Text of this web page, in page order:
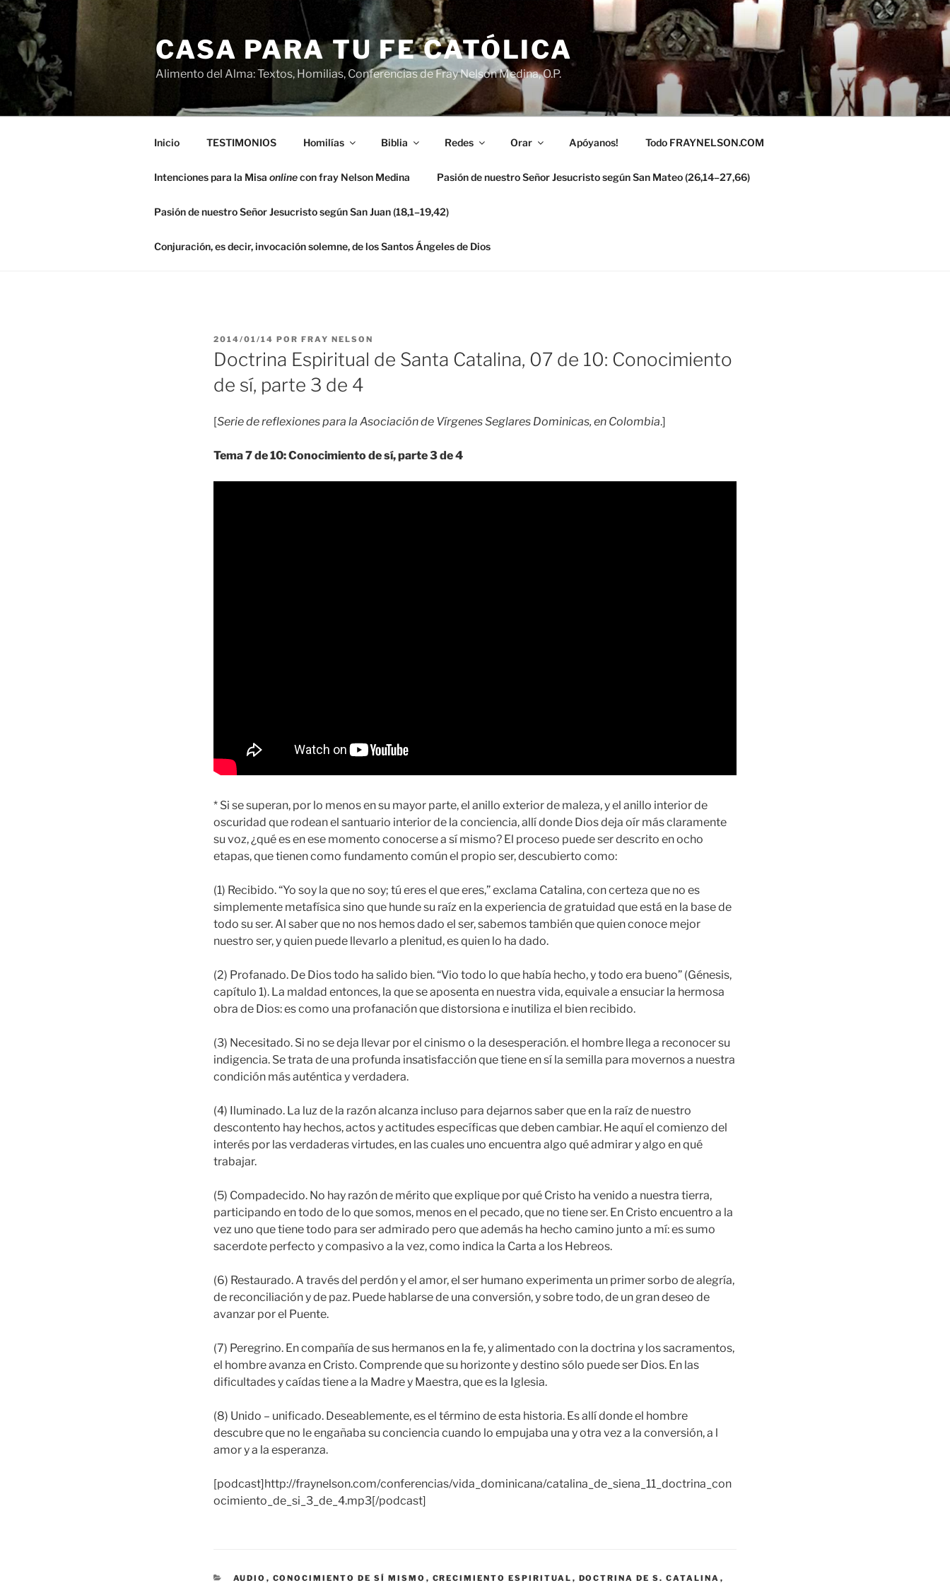
Saltar
contenido
CASA PARA TU FE CATÓLICA
Alimento del Alma: Textos, Homilias, Conferencias de Fray Nelson Medina, O.P.
Inicio TESTIMONIOS Homilías Biblia Redes Orar Apóyanos! Todo FRAYNELSON.COM
Intenciones para la Misa onlinecon fray Nelson Medina Pasión de nuestro Señor Jesucristo según San Mateo (26,14–27,66)
Pasión de nuestro Señor Jesucristo según San Juan (18,1–19,42)
Conjuración, es decir, invocación solemne, de los Santos Ángeles de Dios
PUBLICADO
EL
2014/01/14 POR FRAY NELSON
Doctrina Espiritual de Santa Catalina, 07 de 10: Conocimiento
de sí, parte 3 de 4
[Serie de reflexiones para la Asociación de Vírgenes Seglares Dominicas, en Colombia.]
Tema 7 de 10: Conocimiento de sí, parte 3 de 4
* Si se superan, por lo menos en su mayor parte, el anillo exterior de maleza, y el anillo interior de
oscuridad que rodean el santuario interior de la conciencia, allí donde Dios deja oír más claramente
su voz, ¿qué es en ese momento conocerse a sí mismo? El proceso puede ser descrito en ocho
etapas, que tienen como fundamento común el propio ser, descubierto como:
(1) Recibido. “Yo soy la que no soy; tú eres el que eres,” exclama Catalina, con certeza que no es
simplemente metafísica sino que hunde su raíz en la experiencia de gratuidad que está en la base de
todo su ser. Al saber que no nos hemos dado el ser, sabemos también que quien conoce mejor
nuestro ser, y quien puede llevarlo a plenitud, es quien lo ha dado.
(2) Profanado. De Dios todo ha salido bien. “Vio todo lo que había hecho, y todo era bueno” (Génesis,
capítulo 1). La maldad entonces, la que se aposenta en nuestra vida, equivale a ensuciar la hermosa
obra de Dios: es como una profanación que distorsiona e inutiliza el bien recibido.
(3) Necesitado. Si no se deja llevar por el cinismo o la desesperación. el hombre llega a reconocer su
indigencia. Se trata de una profunda insatisfacción que tiene en sí la semilla para movernos a nuestra
condición más auténtica y verdadera.
(4) Iluminado. La luz de la razón alcanza incluso para dejarnos saber que en la raíz de nuestro
descontento hay hechos, actos y actitudes específicas que deben cambiar. He aquí el comienzo del
interés por las verdaderas virtudes, en las cuales uno encuentra algo qué admirar y algo en qué
trabajar.
(5) Compadecido. No hay razón de mérito que explique por qué Cristo ha venido a nuestra tierra,
participando en todo de lo que somos, menos en el pecado, que no tiene ser. En Cristo encuentro a la
vez uno que tiene todo para ser admirado pero que además ha hecho camino junto a mí: es sumo
sacerdote perfecto y compasivo a la vez, como indica la Carta a los Hebreos.
(6) Restaurado. A través del perdón y el amor, el ser humano experimenta un primer sorbo de alegría,
de reconciliación y de paz. Puede hablarse de una conversión, y sobre todo, de un gran deseo de
avanzar por el Puente.
(7) Peregrino. En compañía de sus hermanos en la fe, y alimentado con la doctrina y los sacramentos,
el hombre avanza en Cristo. Comprende que su horizonte y destino sólo puede ser Dios. En las
dificultades y caídas tiene a la Madre y Maestra, que es la Iglesia.
(8) Unido – unificado. Deseablemente, es el término de esta historia. Es allí donde el hombre
descubre que no le engañaba su conciencia cuando lo empujaba una y otra vez a la conversión, a l
amor y a la esperanza.
[podcast]http://fraynelson.com/conferencias/vida_dominicana/catalina_de_siena_11_doctrina_con
ocimiento_de_si_3_de_4.mp3[/podcast]
CATEGORÍAS
AUDIO , CONOCIMIENTO DE SÍ MISMO , CRECIMIENTO ESPIRITUAL , DOCTRINA DE S. CATALINA ,